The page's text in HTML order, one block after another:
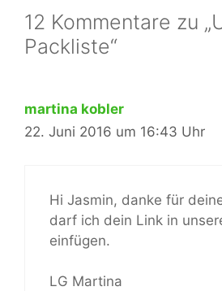
12 Kommentare zu
Packliste“
martina kobler
22. Juni 2016 um 16:43 Uhr
Hi Jasmin, danke für
darf ich dein Link in
einfügen.
LG Martina